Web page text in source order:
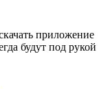
приложение
будут под рукой